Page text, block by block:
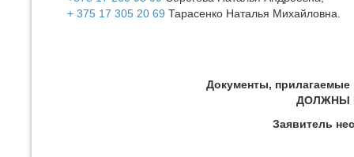
+ 375 17 305 20 69 Тарасенко Наталья Михайловна.
Документы, прилагаемые
ДОЛЖНЫ
Заявитель